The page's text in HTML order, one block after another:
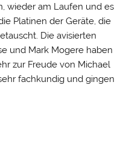
wieder am Laufen und es
Platinen der Geräte, die
Die avisierten
und Mark Mogere haben
zur Freude von Michael
fachkundig und gingen